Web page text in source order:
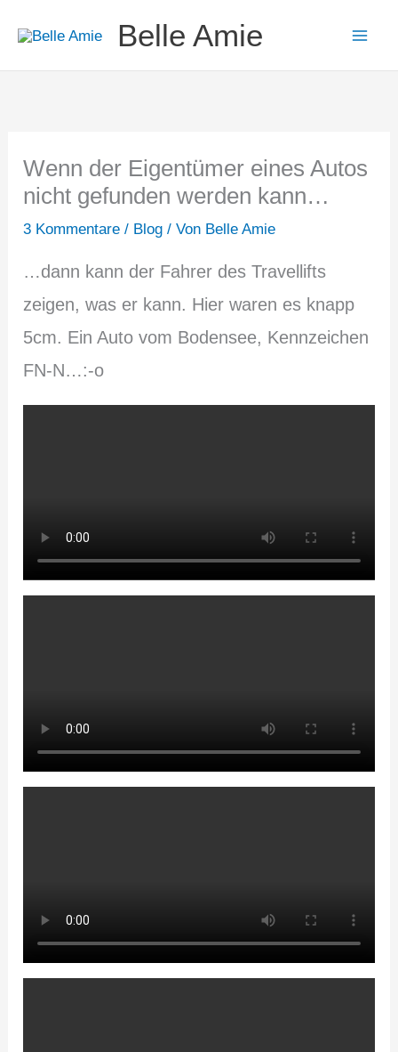
Inhalt
springen
Belle Amie
Wenn der Eigentümer eines Autos
nicht gefunden werden kann…
3 Kommentare / Blog / Von Belle Amie
…dann kann der Fahrer des Travellifts
zeigen, was er kann. Hier waren es knapp
5cm. Ein Auto vom Bodensee, Kennzeichen
FN-N…:-o